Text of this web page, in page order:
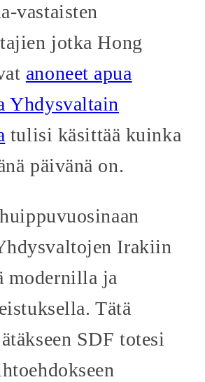
vastaisten
jotka Hong
anoneet apua
Yhdysvaltain
tulisi käsittää kuinka
päivänä on.
Irakiin
modernilla ja
Tätä
SDF totesi